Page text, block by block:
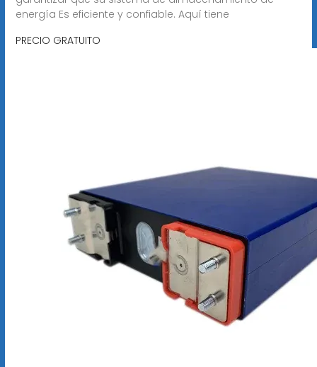
energía Es eficiente y confiable. Aquí tiene
PRECIO GRATUITO